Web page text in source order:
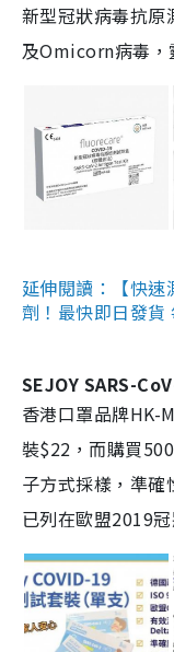
新型冠狀病毒抗
及Omicorn病毒，
延伸閱讀：【快
劑！最快即日發貨
SEJOY SARS-
香港口罩品牌HK-
裝$22，而購買
子方式採樣，準
已列在歐盟2019